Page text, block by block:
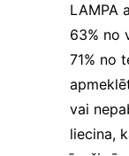
LAMPA
63% no
71% no
vai
liecina,
vajadzībām.
Šī informācija
anonimizēti.
Lietotāja